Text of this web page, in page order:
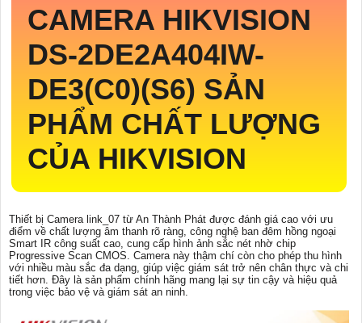
CAMERA HIKVISION
DS-2DE2A404IW-
DE3(C0)(S6) SẢN
PHẨM CHẤT LƯỢNG
CỦA HIKVISION
Thiết bị Camera link_07 từ An Thành Phát được đánh giá cao với ưu
điểm về chất lượng âm thanh rõ ràng, công nghệ ban đêm hồng ngoại
Smart IR công suất cao, cung cấp hình ảnh sắc nét nhờ chip
Progressive Scan CMOS. Camera này thậm chí còn cho phép thu hình
với nhiều màu sắc đa dạng, giúp việc giám sát trở nên chân thực và chi
tiết hơn. Đây là sản phẩm chính hãng mang lại sự tin cậy và hiệu quả
trong việc bảo vệ và giám sát an ninh.